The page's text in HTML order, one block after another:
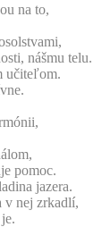
na to,
nášmu telu.
učiteľom.
pomoc.
jazera.
v nej zrkadlí,